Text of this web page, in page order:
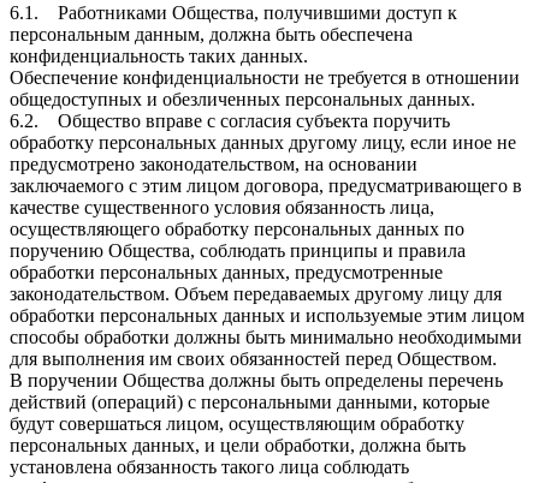
6.1. Работниками Общества, получившими доступ к
персональным данным, должна быть обеспечена
конфиденциальность таких данных.
Обеспечение конфиденциальности не требуется в отношении
общедоступных и обезличенных персональных данных.
6.2. Общество вправе с согласия субъекта поручить
обработку персональных данных другому лицу, если иное не
предусмотрено законодательством, на основании
заключаемого с этим лицом договора, предусматривающего в
качестве существенного условия обязанность лица,
осуществляющего обработку персональных данных по
поручению Общества, соблюдать принципы и правила
обработки персональных данных, предусмотренные
законодательством. Объем передаваемых другому лицу для
обработки персональных данных и используемые этим лицом
способы обработки должны быть минимально необходимыми
для выполнения им своих обязанностей перед Обществом.
В поручении Общества должны быть определены перечень
действий (операций) с персональными данными, которые
будут совершаться лицом, осуществляющим обработку
персональных данных, и цели обработки, должна быть
установлена обязанность такого лица соблюдать